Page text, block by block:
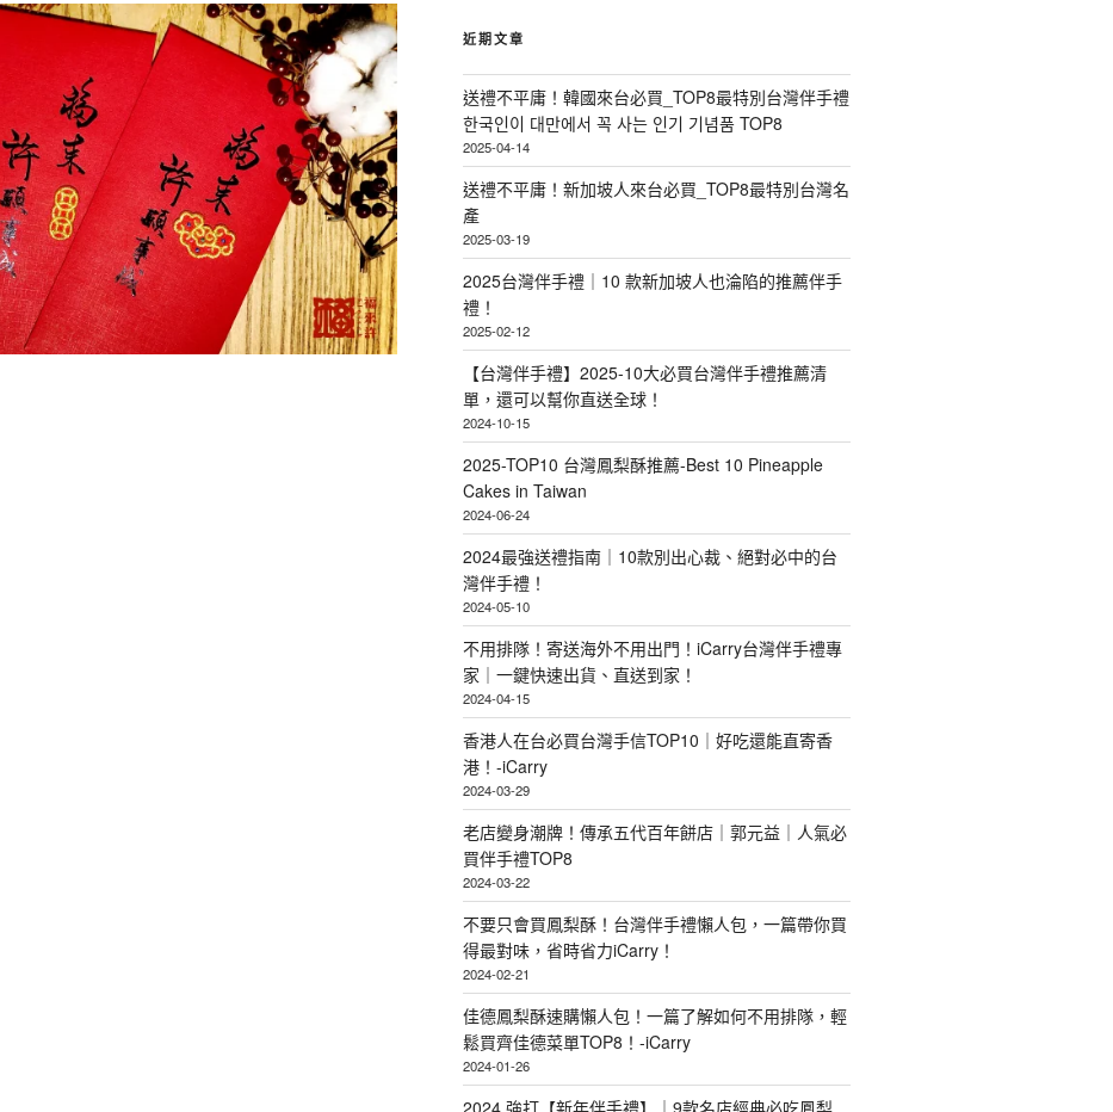
字
近期文章
送禮不平庸！韓國來台必買_TOP8最特別台灣伴手禮
한국인이 대만에서 꼭 사는 인기 기념품 TOP8
2025-04-14
送禮不平庸！新加坡人來台必買_TOP8最特別台灣名
產
2025-03-19
2025台灣伴手禮｜10 款新加坡人也淪陷的推薦伴手
禮！
2025-02-12
【台灣伴手禮】2025-10大必買台灣伴手禮推薦清
單，還可以幫你直送全球！
2024-10-15
2025-TOP10 台灣鳳梨酥推薦-Best 10 Pineapple
Cakes in Taiwan
2024-06-24
2024最強送禮指南｜10款別出心裁、絕對必中的台
灣伴手禮！
2024-05-10
不用排隊！寄送海外不用出門！iCarry台灣伴手禮專
家｜一鍵快速出貨、直送到家！
2024-04-15
香港人在台必買台灣手信TOP10｜好吃還能直寄香
港！-iCarry
2024-03-29
老店變身潮牌！傳承五代百年餅店｜郭元益｜人氣必
買伴手禮TOP8
2024-03-22
不要只會買鳳梨酥！台灣伴手禮懶人包，一篇帶你買
得最對味，省時省力iCarry！
2024-02-21
佳德鳳梨酥速購懶人包！一篇了解如何不用排隊，輕
鬆買齊佳德菜單TOP8！-iCarry
2024-01-26
2024 強打【新年伴手禮】｜9款名店經典必吃鳳梨